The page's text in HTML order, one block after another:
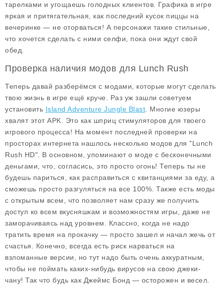
тарелками и угощаешь голодных клиентов. Графика в игре
яркая и притягательная, как последний кусок пиццы на
вечеринке — не оторваться! А персонажи такие стильные,
что хочется сделать с ними селфи, пока они ждут свой
обед.
Проверка наличия модов для Lunch Rush
Теперь давай разберёмся с модами, которые могут сделать
твою жизнь в игре ещё круче. Раз уж зашли советуем
установить Island Adventure Jungle Blast . Многие юзеры
хвалят этот APK. Это как шприц стимуляторов для твоего
игрового процесса! На момент последней проверки на
просторах интернета нашлось несколько модов для "Lunch
Rush HD". В основном, упоминают о моде с бесконечными
деньгами , что, согласись, это просто огонь! Теперь ты не
будешь париться, как расправиться с квитанциями за еду, а
сможешь просто разгуляться на все 100%. Также есть моды
с открытым всем , что позволяет нам сразу же получить
доступ ко всем вкусняшкам и возможностям игры, даже не
заморачиваясь над уровнем. Классно, когда не надо
тратить время на прокачку — просто зашел и начал жечь от
счастья. Конечно, всегда есть риск нарваться на
взломанные версии, но тут надо быть очень аккуратным,
чтобы не поймать каких-нибудь вирусов на свою джеки-
чану! Так что будь как Джеймс Бонд — осторожен и весел.